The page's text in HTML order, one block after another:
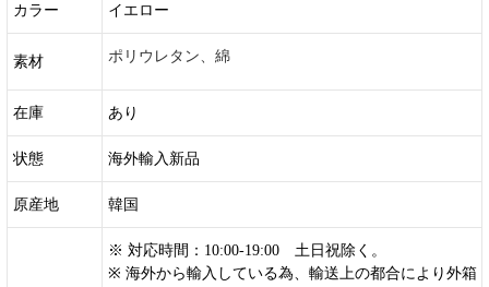
カラー イエロー
素材 ポリウレタン、綿
在庫 あり
状態 海外輸入新品
原産地 韓国
※ 対応時間：10:00-19:00 土日祝除く。
※ 海外から輸入している為、輸送上の都合により外箱